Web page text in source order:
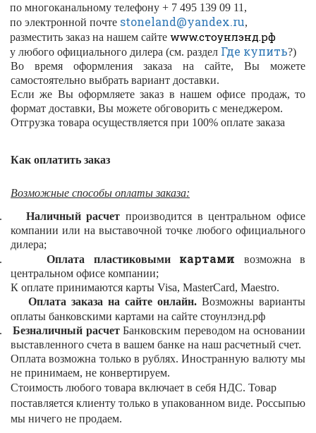
по многоканальному телефону + 7 495 139 09 11,
по электронной почте stoneland@yandex.ru,
разместить заказ на нашем сайте www.стоунлэнд.рф
у любого официального дилера (см. раздел Где купить?)
Во время оформления заказа на сайте, Вы можете
самостоятельно выбрать вариант доставки.
Если же Вы оформляете заказ в нашем офисе продаж, то
формат доставки, Вы можете обговорить с менеджером.
Отгрузка товара осуществляется при 100% оплате заказа
Как оплатить заказ
Возможные способы оплаты заказа:
Наличный расчет производится в центральном офисе
компании или на выставочной точке любого официального
дилера;
Оплата пластиковыми картами возможна в
центральном офисе компании;
К оплате принимаются карты Visa, MasterCard, Maestro.
заказа на сайте онлайн. Возможны варианты
оплаты банковскими картами на сайте стоунлэнд.рф
Безналичный расчетБанковским переводом на основании
выставленного счета в вашем банке на наш расчетный счет.
Оплата возможна только в рублях. Иностранную валюту мы
не принимаем, не конвертируем.
Стоимость любого товара включает в себя НДС. Товар
поставляется клиенту только в упакованном виде. Россыпью
мы ничего не продаем.